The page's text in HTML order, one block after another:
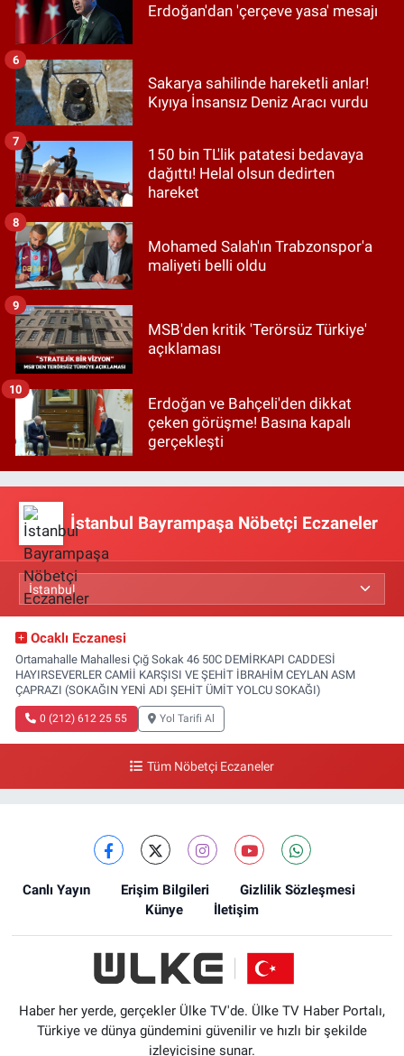
Erdoğan'dan 'çerçeve yasa' mesajı
Sakarya sahilinde hareketli anlar!
Kıyıya İnsansız Deniz Aracı vurdu
6
150 bin TL'lik patatesi bedavaya
dağıttı! Helal olsun dedirten
hareket
7
Mohamed Salah'ın Trabzonspor'a
maliyeti belli oldu
8
MSB'den kritik 'Terörsüz Türkiye'
açıklaması
9
Erdoğan ve Bahçeli'den dikkat
çeken görüşme! Basına kapalı
gerçekleşti
10
İstanbul Bayrampaşa Nöbetçi Eczaneler
Ocaklı Eczanesi
Ortamahalle Mahallesi Çığ Sokak 46 50C DEMİRKAPI CADDESİ
HAYIRSEVERLER CAMİİ KARŞISI VE ŞEHİT İBRAHİM CEYLAN ASM
ÇAPRAZI (SOKAĞIN YENİ ADI ŞEHİT ÜMİT YOLCU SOKAĞI)
0 (212) 612 25 55 Yol Tarifi Al
Tüm Nöbetçi Eczaneler
Canlı Yayın Erişim Bilgileri
Gizlilik Sözleşmesi
Künye
İletişim
Haber her yerde, gerçekler Ülke TV'de. Ülke TV Haber Portalı,
Türkiye ve dünya gündemini güvenilir ve hızlı bir şekilde
izleyicisine sunar.